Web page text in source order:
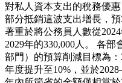
對私人資本支出的稅務優
部分抵銷這波支出增長，
著重於將公務員人數從
2029年的330,000人。 各
部門）的預算削減目標為：
年度提升至10%，並於